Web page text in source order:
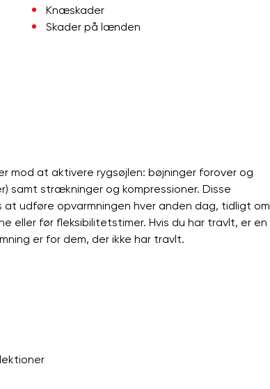
Knæskader
Skader på lænden
mod at aktivere rygsøjlen: bøjninger forover og
samt strækninger og kompressioner. Disse
udføre opvarmningen hver anden dag, tidligt om
eller før fleksibilitetstimer. Hvis du har travlt, er en
er for dem, der ikke har travlt.